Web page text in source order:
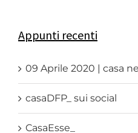
Appunti recenti
09 Aprile 2020 | casa
casaDFP_ sui social
CasaEsse_